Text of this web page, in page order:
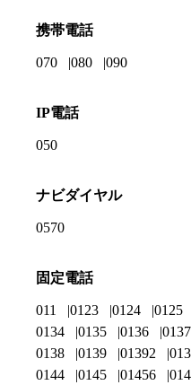
携帯電話
070 080 090
IP電話
050
ナビダイヤル
0570
固定電話
011 0123 0124 0125
0134
0135 0136 0137
0138
0139 01392
0144
0145 01456